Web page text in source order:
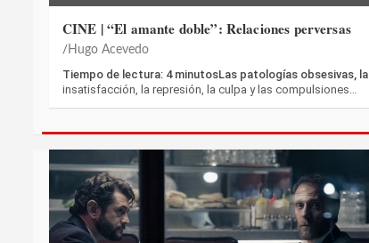
CINE | “El amante doble”: Relaciones perversas
Hugo Acevedo
Tiempo de lectura: 4 minutosLas patologías obsesivas, la
insatisfacción, la represión, la culpa y las compulsiones…